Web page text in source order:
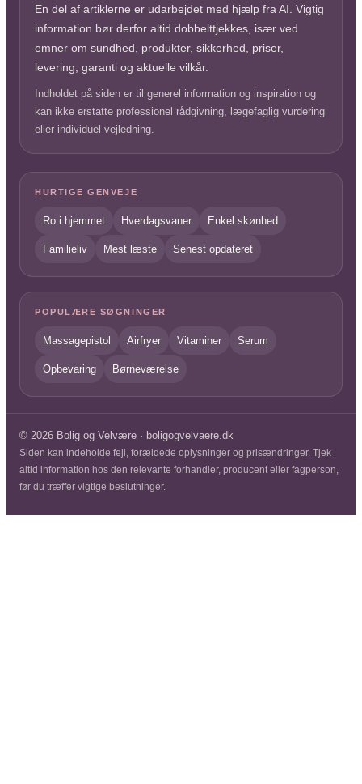
En del af artiklerne er udarbejdet med hjælp fra AI. Vigtig
information bør derfor altid dobbelttjekkes, især ved
emner om sundhed, produkter, sikkerhed, priser,
levering, garanti og aktuelle vilkår.
Indholdet på siden er til generel information og inspiration og
kan ikke erstatte professionel rådgivning, lægefaglig vurdering
eller individuel vejledning.
HURTIGE GENVEJE
Ro i hjemmet Hverdagsvaner Enkel skønhed
Familieliv Mest læste Senest opdateret
POPULÆRE SØGNINGER
Massagepistol Airfryer Vitaminer Serum
Opbevaring Børneværelse
© 2026 Bolig og Velvære · boligogvelvaere.dk
Siden kan indeholde fejl, forældede oplysninger og prisændringer. Tjek
altid information hos den relevante forhandler, producent eller fagperson,
før du træffer vigtige beslutninger.